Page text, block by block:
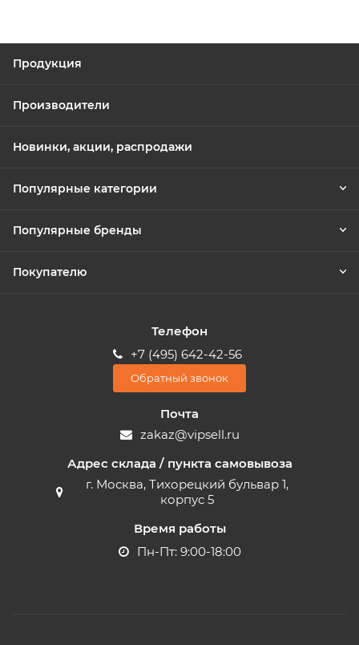
Продукция
Производители
Новинки, акции, распродажи
Популярные категории
Популярные бренды
Покупателю
Телефон
+7 (495) 642-42-56
Обратный звонок
Почта
zakaz@vipsell.ru
Адрес склада / пункта самовывоза
г. Москва, Тихорецкий бульвар 1,
корпус 5
Время работы
Пн-Пт: 9:00-18:00